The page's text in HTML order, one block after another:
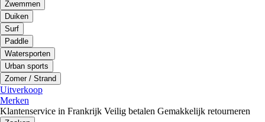
Zwemmen
Duiken
Surf
Paddle
Watersporten
Urban sports
Zomer / Strand
Uitverkoop
Merken
Klantenservice in Frankrijk Veilig betalen Gemakkelijk retourneren